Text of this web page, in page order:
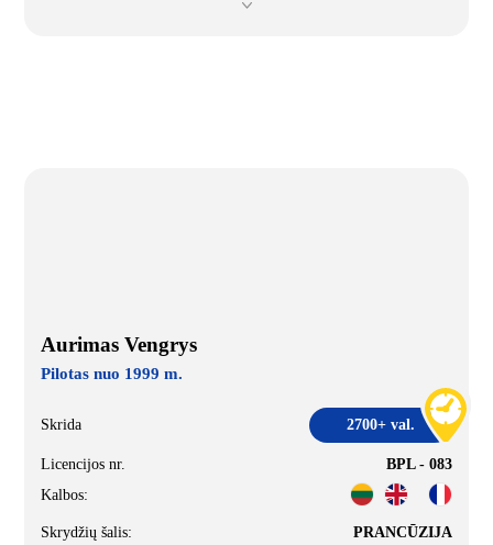
Aurimas Vengrys
Pilotas nuo 1999 m.
Skrida 2700+ val.
Licencijos nr.
BPL - 083
Kalbos:
Skrydžių šalis: PRANCŪZIJA